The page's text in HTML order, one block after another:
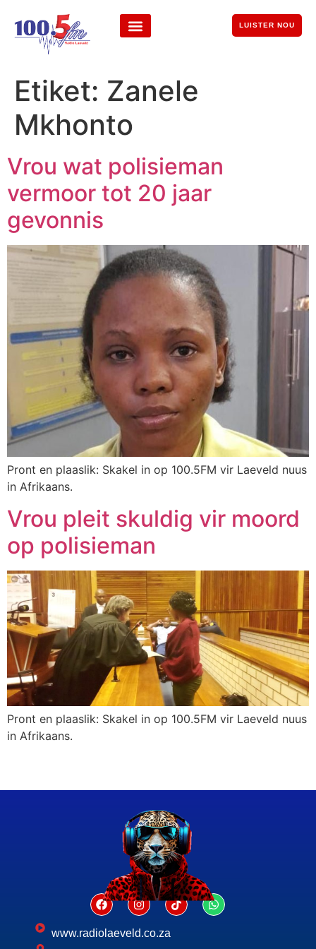
LUISTER NOU
Etiket: Zanele
Mkhonto
Vrou wat polisieman
vermoor tot 20 jaar
gevonnis
Pront en plaaslik: Skakel in op 100.5FM vir Laeveld nuus
in Afrikaans.
Vrou pleit skuldig vir moord
op polisieman
Pront en plaaslik: Skakel in op 100.5FM vir Laeveld nuus
in Afrikaans.
www.radiolaeveld.co.za